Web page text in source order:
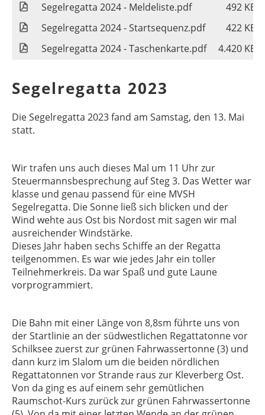
Segelregatta 2024 - Meldeliste.pdf
492 KB
Segelregatta 2024 - Startsequenz.pdf
422 KB
Segelregatta 2024 - Taschenkarte.pdf
4.420 KB
Segelregatta 2023
Die Segelregatta 2023 fand am Samstag, den 13. Mai
statt.
Wir trafen uns auch dieses Mal um 11 Uhr zur
Steuermannsbesprechung auf Steg 3. Das Wetter war
klasse und genau passend für eine MVSH
Segelregatta. Die Sonne ließ sich blicken und der
Wind wehte aus Ost bis Nordost mit sagen wir mal
ausreichender Windstärke.
Dieses Jahr haben sechs Schiffe an der Regatta
teilgenommen. Es war wie jedes Jahr ein toller
Teilnehmerkreis. Da war Spaß und gute Laune
vorprogrammiert.
Die Bahn mit einer Länge von 8,8sm führte uns von
der Startlinie an der südwestlichen Regattatonne vor
Schilksee zuerst zur grünen Fahrwassertonne (3) und
dann kurz im Slalom um die beiden nördlichen
Regattatonnen vor Strande raus zur Kleverberg Ost.
Von da ging es auf einem sehr gemütlichen
Raumschot-Kurs zurück zur grünen Fahrwassertonne